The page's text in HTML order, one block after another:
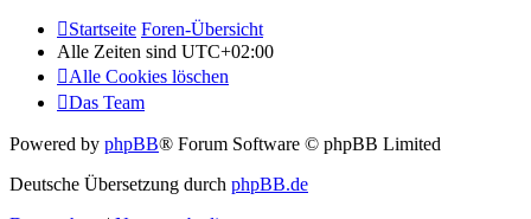
Startseite Foren-Übersicht
Alle Zeiten sind UTC+02:00
Alle Cookies löschen
Das Team
Powered by phpBB® Forum Software © phpBB Limited
Deutsche Übersetzung durch phpBB.de